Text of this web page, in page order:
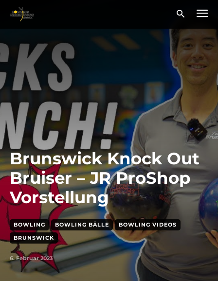
Brunswick Knock Out
Bruiser – JR ProShop
Vorstellung
BOWLING BOWLING BÄLLE
BOWLING VIDEOS
BRUNSWICK
6. Februar 2023